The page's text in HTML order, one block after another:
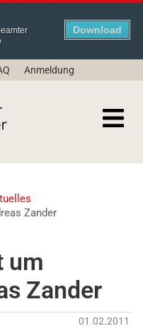
Download
Anmeldung
Zander
um
Zander
01.02.2011